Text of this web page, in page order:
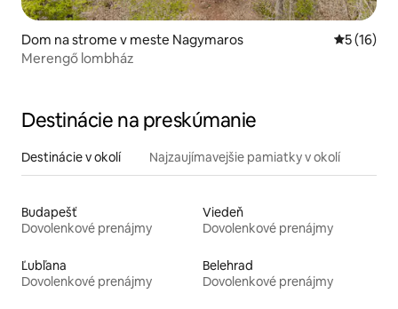
Dom na strome v meste Nagymaros
5 (16)
Merengő lombház
Destinácie na preskúmanie
Destinácie v okolí Najzaujímavejšie pamiatky v okolí
Budapešť
Dovolenkové prenájmy
Viedeň
Dovolenkové prenájmy
Ľubľana
Dovolenkové prenájmy
Belehrad
Dovolenkové prenájmy